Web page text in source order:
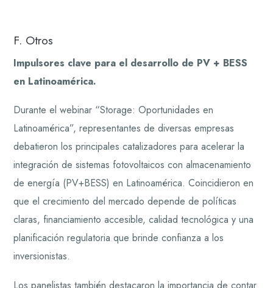
F. Otros
Impulsores clave para el desarrollo de PV + BESS
en Latinoamérica.
Durante el webinar “Storage: Oportunidades en
Latinoamérica”, representantes de diversas empresas
debatieron los principales catalizadores para acelerar la
integración de sistemas fotovoltaicos con almacenamiento
de energía (PV+BESS) en Latinoamérica. Coincidieron en
que el crecimiento del mercado depende de políticas
claras, financiamiento accesible, calidad tecnológica y una
planificación regulatoria que brinde confianza a los
inversionistas.
Los panelistas también destacaron la importancia de contar